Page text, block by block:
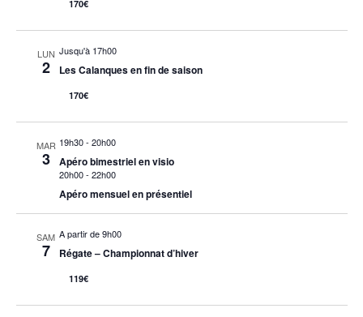
170€
LUN
2
Jusqu'à 17h00
Les Calanques en fin de saison
170€
MAR
3
19h30- 20h00
Apéro bimestriel en visio
20h00- 22h00
Apéro mensuel en présentiel
SAM
7
A partir de 9h00
Régate – Championnat d’hiver
119€